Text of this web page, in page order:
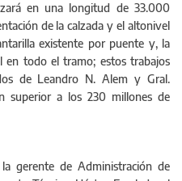
en una longitud de 33.000
de la calzada y el altonivel
existente por puente y, la
en todo el tramo; estos trabajos
de Leandro N. Alem y Gral.
superior a los 230 millones de
gerente de Administración de